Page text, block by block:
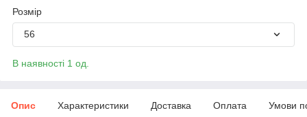
Розмір
56
В наявності 1 од.
Опис Характеристики Доставка Оплата Умови